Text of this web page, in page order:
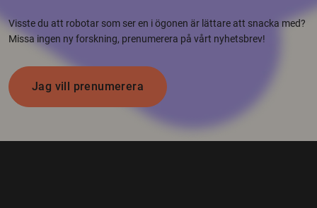
Visste du att robotar som ser en i ögonen är lättare att snacka med?
Missa ingen ny forskning, prenumerera på vårt nyhetsbrev!
Jag vill prenumerera